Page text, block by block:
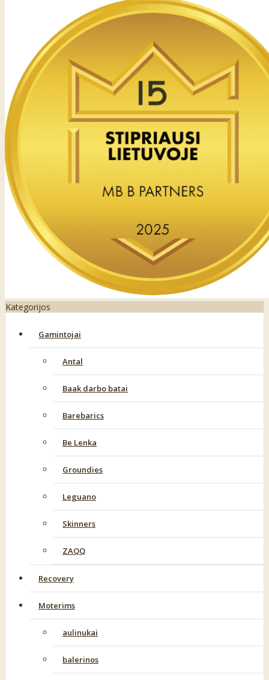
Kategorijos
Gamintojai
Antal
Baak darbo batai
Barebarics
Be Lenka
Groundies
Leguano
Skinners
ZAQQ
Recovery
Moterims
aulinukai
balerinos